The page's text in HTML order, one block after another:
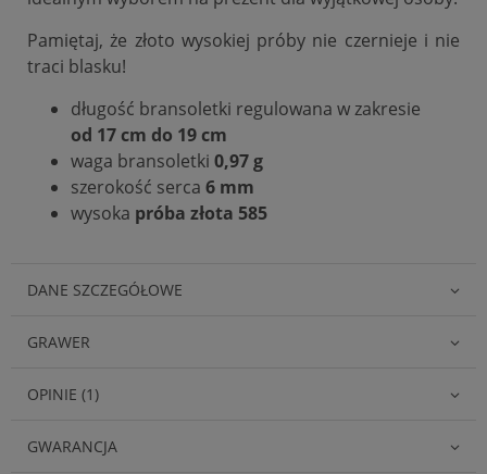
Pamiętaj, że złoto wysokiej próby nie czernieje i nie
traci blasku!
długość bransoletki regulowana w zakresie
od 17 cm do 19 cm
waga bransoletki 0,97 g
szerokość serca 6 mm
wysoka próba złota 585
DANE SZCZEGÓŁOWE
GRAWER
OPINIE (1)
GWARANCJA